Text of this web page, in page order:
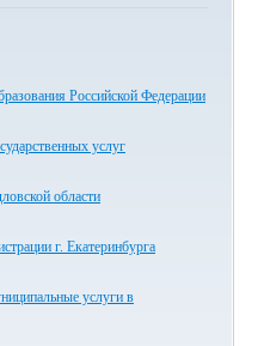
Российской Федерации
услуг
области
г. Екатеринбурга
услуги в